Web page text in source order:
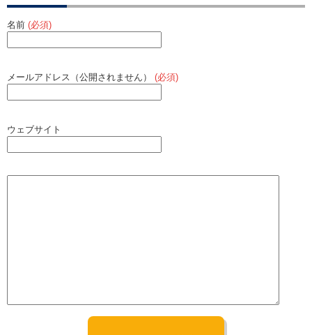
名前 (必須)
メールアドレス（公開されません） (必須)
ウェブサイト